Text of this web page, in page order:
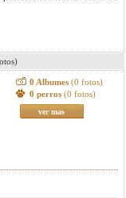
0 Albumes (0 fotos)
0 perros (0 fotos)
ver mas